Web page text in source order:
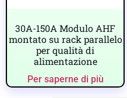
30A-150A Modulo AHF
montato su rack parallelo
per qualità di
alimentazione
Per saperne di più